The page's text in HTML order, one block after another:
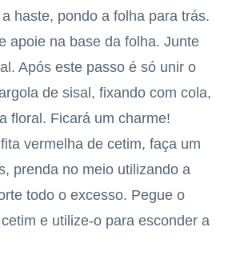
haste, pondo a folha para trás.
apoie na base da folha. Junte
Após este passo é só unir o
de sisal, fixando com cola,
floral. Ficará um charme!
vermelha de cetim, faça um
prenda no meio utilizando a
todo o excesso. Pegue o
e utilize-o para esconder a